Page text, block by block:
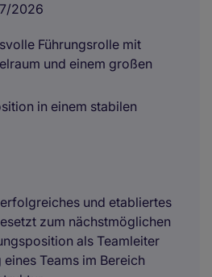
2026
Führungsrolle mit
und einem großen
in einem stabilen
und etabliertes
zum nächstmöglichen
als Teamleiter
Teams im Bereich